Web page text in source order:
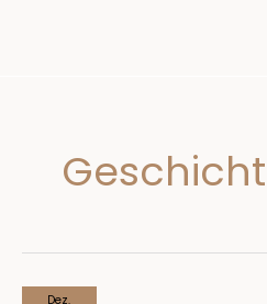
Dez.
Nikolaus